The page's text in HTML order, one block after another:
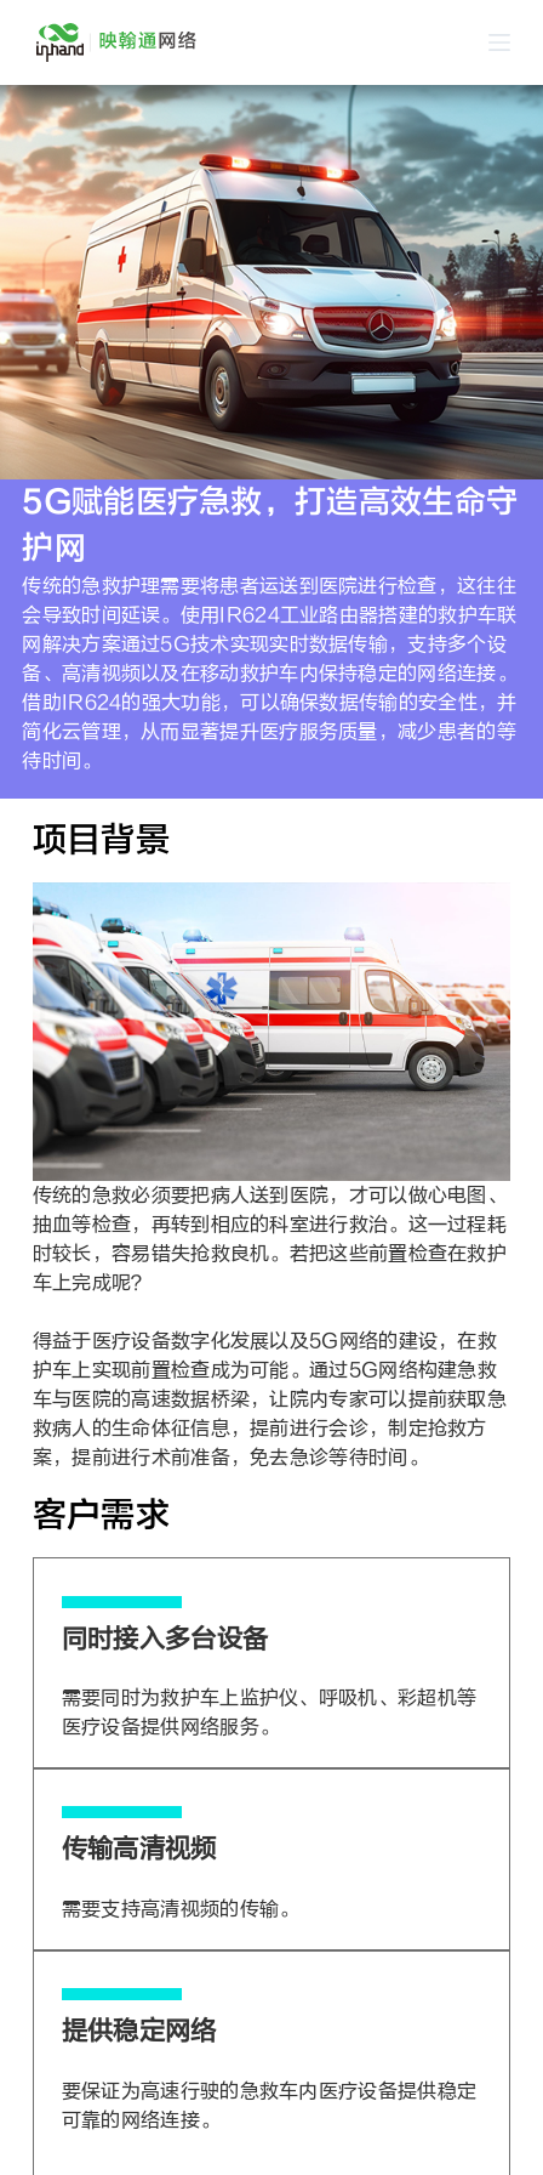
跳
过
内
容
5G赋能医疗急救，打造高效生命守
护网
传统的急救护理需要将患者运送到医院进行检查，这往往
会导致时间延误。使用IR624工业路由器搭建的救护车联
网解决方案通过5G技术实现实时数据传输，支持多个设
备、高清视频以及在移动救护车内保持稳定的网络连接。
借助IR624的强大功能，可以确保数据传输的安全性，并
简化云管理，从而显著提升医疗服务质量，减少患者的等
待时间。
项目背景
传统的急救必须要把病人送到医院，才可以做心电图、
抽血等检查，再转到相应的科室进行救治。这一过程耗
时较长，容易错失抢救良机。若把这些前置检查在救护
车上完成呢？
得益于医疗设备数字化发展以及5G网络的建设，在救
护车上实现前置检查成为可能。通过5G网络构建急救
车与医院的高速数据桥梁，让院内专家可以提前获取急
救病人的生命体征信息，提前进行会诊，制定抢救方
案，提前进行术前准备，免去急诊等待时间。
客户需求​
同时接入多台设备
需要同时为救护车上监护仪、呼吸机、彩超机等
医疗设备提供网络服务。
传输高清视频
需要支持高清视频的传输。
提供稳定网络
要保证为高速行驶的急救车内医疗设备提供稳定
可靠的网络连接。